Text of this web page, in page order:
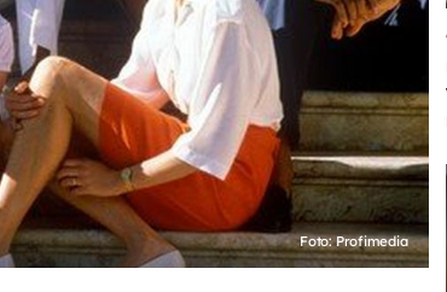
Foto: Profimedia